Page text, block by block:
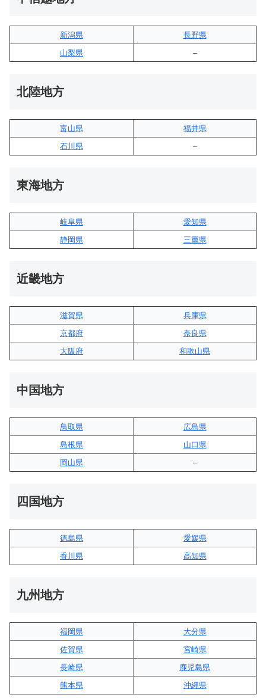
新潟県
長野県
山梨県
–
北陸地方
富山県
福井県
石川県
–
東海地方
岐阜県
愛知県
静岡県
三重県
近畿地方
滋賀県
兵庫県
京都府
奈良県
大阪府
和歌山県
中国地方
鳥取県
広島県
島根県
山口県
岡山県
–
四国地方
徳島県
愛媛県
香川県
高知県
九州地方
福岡県
大分県
佐賀県
宮崎県
長崎県
鹿児島県
熊本県
沖縄県